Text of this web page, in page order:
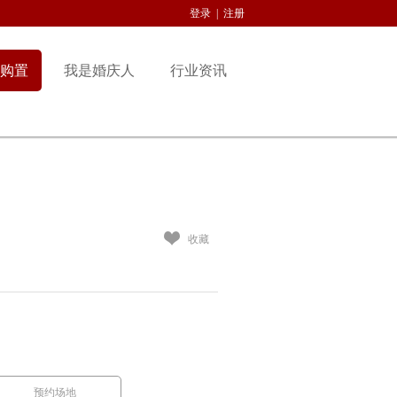
登录 注册
置 我是婚庆人 行业资讯
收藏
预约场地